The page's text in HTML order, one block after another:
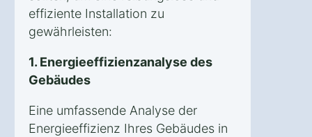
effiziente Installation zu
gewährleisten:
1. Energieeffizienzanalyse des
Gebäudes
Eine umfassende Analyse der
Energieeffizienz Ihres Gebäudes in